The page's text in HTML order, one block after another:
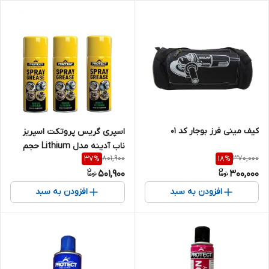
کیف مینی فرز بوجار کد 01
370,000
18%
300,000
افزودن به سبد
اسپری گریس پروتکت اسپریز
ناب آدینه مدل Lithium حجم
450 میلی لیتر بسته سه عددی
801,900
37%
501,900
افزودن به سبد